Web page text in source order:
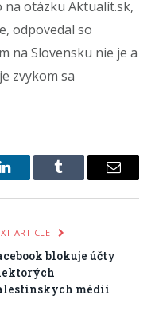
na otázku Aktualít.sk,
odpovedal so
na Slovensku nie je a
zvykom sa
LinkedInTumblr Email
ARTICLE
blokuje účty
médií